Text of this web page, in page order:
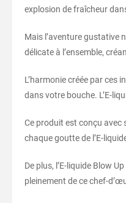
explosion de fraîcheur
Mais l’aventure gustative
délicate à l’ensemble,
L’harmonie créée par ces
dans votre bouche. L’E-
Ce produit est conçu avec
chaque goutte de l’E-
De plus, l’E-liquide Blow
pleinement de ce chef-